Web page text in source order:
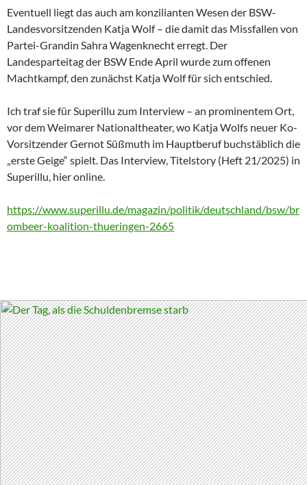
Eventuell liegt das auch am konzilianten Wesen der BSW-
Landesvorsitzenden Katja Wolf – die damit das Missfallen von
Partei-Grandin Sahra Wagenknecht erregt. Der
Landesparteitag der BSW Ende April wurde zum offenen
Machtkampf, den zunächst Katja Wolf für sich entschied.
Ich traf sie für Superillu zum Interview – an prominentem Ort,
vor dem Weimarer Nationaltheater, wo Katja Wolfs neuer Ko-
Vorsitzender Gernot Süßmuth im Hauptberuf buchstäblich die
„erste Geige“ spielt. Das Interview, Titelstory (Heft 21/2025) in
Superillu, hier online.
https://www.superillu.de/magazin/politik/deutschland/bsw/br
ombeer-koalition-thueringen-2665